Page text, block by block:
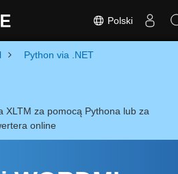
Polski
Python via .NET
XLTM za pomocą Pythona lub za
online